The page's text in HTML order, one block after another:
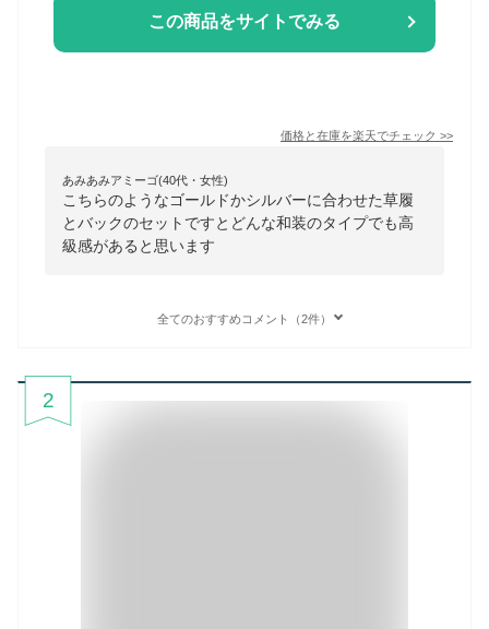
この商品をサイトでみる
価格と在庫を楽天でチェック >>
あみあみアミーゴ(40代・女性)
こちらのようなゴールドかシルバーに合わせた草履
とバックのセットですとどんな和装のタイプでも高
級感があると思います
全てのおすすめコメント（2件）
2